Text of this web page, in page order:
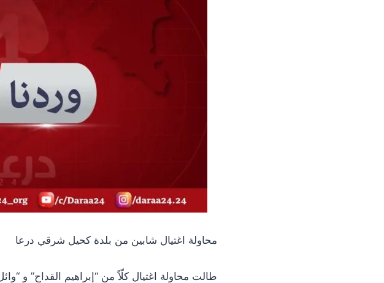
محاولة اغتيال شابين من بلدة كحيل شرقي درعا
طالت محاولة اغتيال كلّاً من “إبراهيم القداح” و